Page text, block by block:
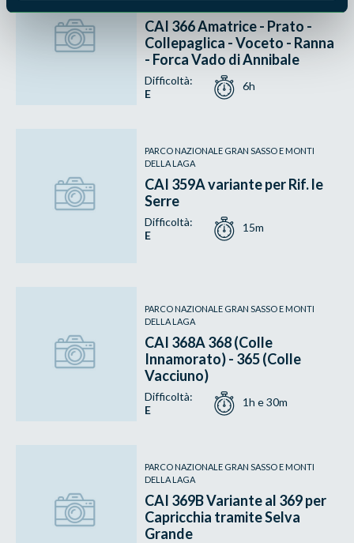
CAI 366 Amatrice - Prato -
Collepaglica - Voceto - Ranna
- Forca Vado di Annibale
Difficoltà:
E
6h
PARCO NAZIONALE GRAN SASSO E MONTI
DELLA LAGA
CAI 359A variante per Rif. le
Serre
Difficoltà:
E
15m
PARCO NAZIONALE GRAN SASSO E MONTI
DELLA LAGA
CAI 368A 368 (Colle
Innamorato) - 365 (Colle
Vacciuno)
Difficoltà:
E
1h e 30m
PARCO NAZIONALE GRAN SASSO E MONTI
DELLA LAGA
CAI 369B Variante al 369 per
Capricchia tramite Selva
Grande